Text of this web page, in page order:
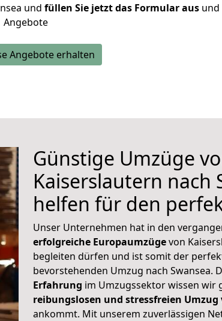
und füllen Sie jetzt das Formular ausund
Angebote
Angebote erhalten
Günstige Umzüge
Kaiserslautern nach
helfen für den
Unser Unternehmen hat in den
erfolgreiche Europaumzügevon
begleiten dürfen und ist somit der
bevorstehenden Umzug nach Swansea.
Erfahrung im Umzugssektor wissen wir
reibungslosen und stressfreien
ankommt. Mit unserem zuverlässigen